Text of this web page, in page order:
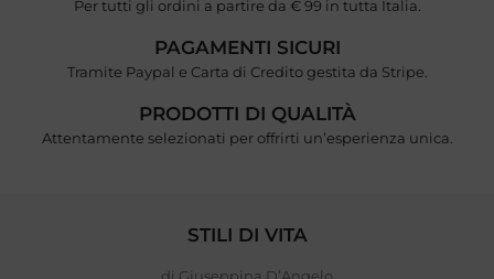
Per tutti gli ordini a partire da € 99 in tutta Italia.
PAGAMENTI SICURI
Tramite Paypal e Carta di Credito gestita da Stripe.
PRODOTTI DI QUALITÀ
Attentamente selezionati per offrirti un’esperienza unica.
STILI DI VITA